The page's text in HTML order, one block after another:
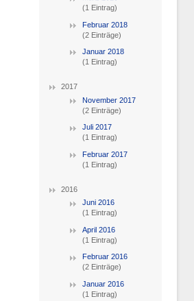
(1 Eintrag)
Februar 2018
(2 Einträge)
Januar 2018
(1 Eintrag)
2017
November 2017
(2 Einträge)
Juli 2017
(1 Eintrag)
Februar 2017
(1 Eintrag)
2016
Juni 2016
(1 Eintrag)
April 2016
(1 Eintrag)
Februar 2016
(2 Einträge)
Januar 2016
(1 Eintrag)